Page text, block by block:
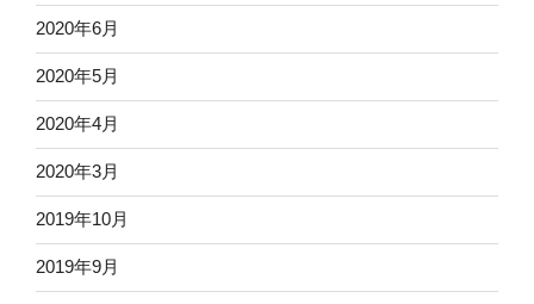
2020年6月
2020年5月
2020年4月
2020年3月
2019年10月
2019年9月